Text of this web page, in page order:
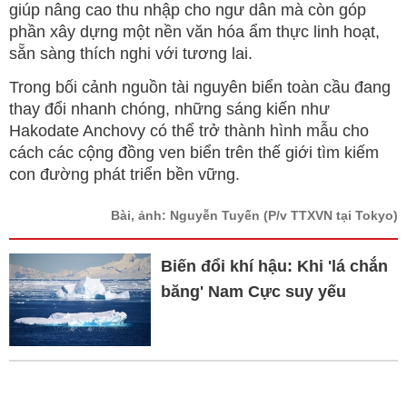
giúp nâng cao thu nhập cho ngư dân mà còn góp
phần xây dựng một nền văn hóa ẩm thực linh hoạt,
sẵn sàng thích nghi với tương lai.
Trong bối cảnh nguồn tài nguyên biển toàn cầu đang
thay đổi nhanh chóng, những sáng kiến như
Hakodate Anchovy có thể trở thành hình mẫu cho
cách các cộng đồng ven biển trên thế giới tìm kiếm
con đường phát triển bền vững.
Bài, ảnh: Nguyễn Tuyến (P/v TTXVN tại Tokyo)
Biến đổi khí hậu: Khi 'lá chắn
băng' Nam Cực suy yếu